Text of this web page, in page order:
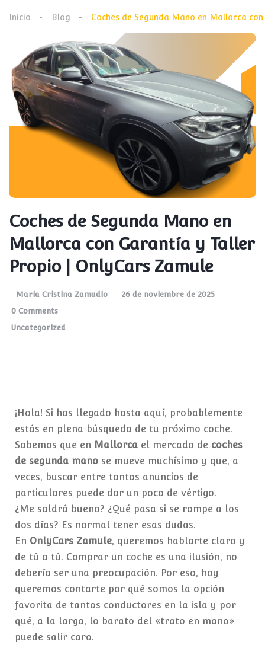
Inicio Blog Coches de Segunda Mano en Mallorca
Coches de Segunda Mano en
Mallorca con Garantía y Taller
Propio | OnlyCars Zamule
Maria Cristina Zamudio
26 de noviembre de 2025
0 Comments
Uncategorized
¡Hola! Si has llegado hasta aquí, probablemente
estás en plena búsqueda de tu próximo coche.
Sabemos que en Mallorca el mercado de coches
de segunda mano se mueve muchísimo y que, a
veces, buscar entre tantos anuncios de
particulares puede dar un poco de vértigo.
¿Me saldrá bueno? ¿Qué pasa si se rompe a los
dos días? Es normal tener esas dudas.
En OnlyCars Zamule, queremos hablarte claro y
de tú a tú. Comprar un coche es una ilusión, no
debería ser una preocupación. Por eso, hoy
queremos contarte por qué somos la opción
favorita de tantos conductores en la isla y por
qué, a la larga, lo barato del «trato en mano»
puede salir caro.